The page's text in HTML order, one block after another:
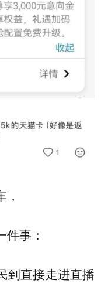
事：
到直接走进直播